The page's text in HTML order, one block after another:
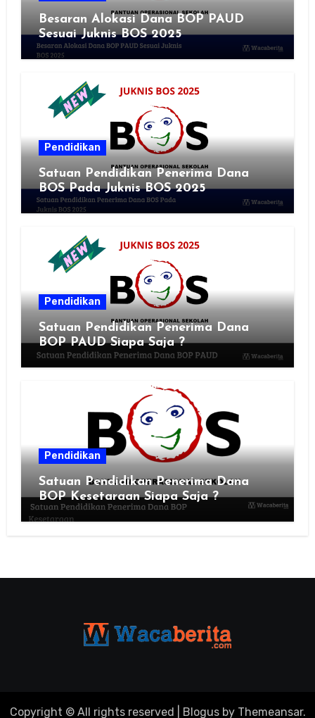
Besaran Alokasi Dana BOP PAUD
Sesuai Juknis BOS 2025
Pendidikan
Satuan Pendidikan Penerima Dana
BOS Pada Juknis BOS 2025
Pendidikan
Satuan Pendidikan Penerima Dana
BOP PAUD Siapa Saja ?
Pendidikan
Satuan Pendidikan Penerima Dana
BOP Kesetaraan Siapa Saja ?
Copyright © All rights reserved Blogusby Themeansar.